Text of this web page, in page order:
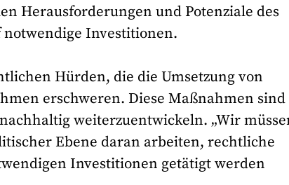
Herausforderungen und Potenziale des
notwendige Investitionen.
Hürden, die die Umsetzung von
erschweren. Diese Maßnahmen sind
weiterzuentwickeln. „Wir
Ebene daran arbeiten, rechtliche
Investitionen getätigt werden